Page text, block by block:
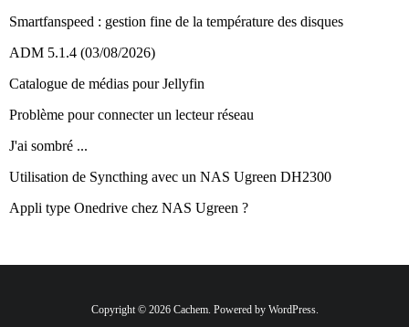
Smartfanspeed : gestion fine de la température des disques
ADM 5.1.4 (03/08/2026)
Catalogue de médias pour Jellyfin
Problème pour connecter un lecteur réseau
J'ai sombré ...
Utilisation de Syncthing avec un NAS Ugreen DH2300
Appli type Onedrive chez NAS Ugreen ?
Copyright © 2026 Cachem. Powered by WordPress.